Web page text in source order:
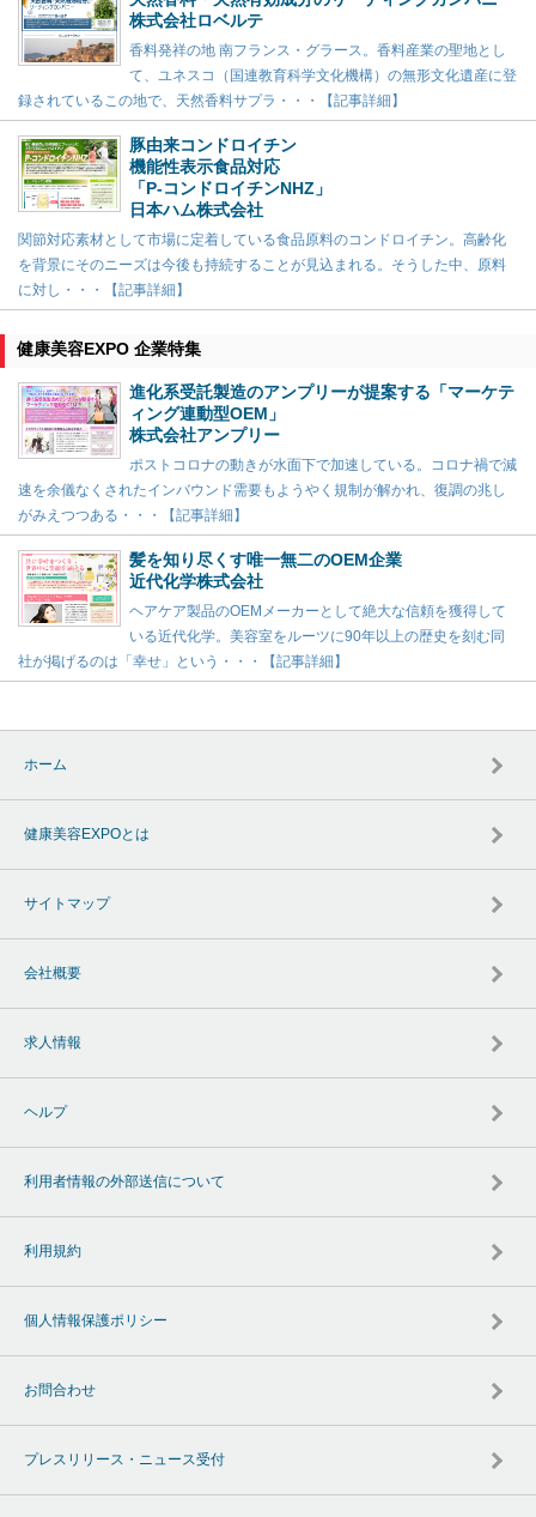
株式会社ロベルテ
香料発祥の地 南フランス・グラース。香料産業の聖地とし
て、ユネスコ（国連教育科学文化機構）の無形文化遺産に登
録されているこの地で、天然香料サプラ・・・【記事詳細】
豚由来コンドロイチン
機能性表示食品対応
「P-コンドロイチンNHZ」
日本ハム株式会社
関節対応素材として市場に定着している食品原料のコンドロイチン。高齢化
を背景にそのニーズは今後も持続することが見込まれる。そうした中、原料
に対し・・・【記事詳細】
健康美容EXPO 企業特集
進化系受託製造のアンプリーが提案する「マーケテ
ィング連動型OEM」
株式会社アンプリー
ポストコロナの動きが水面下で加速している。コロナ禍で減
速を余儀なくされたインバウンド需要もようやく規制が解かれ、復調の兆し
がみえつつある・・・【記事詳細】
髪を知り尽くす唯一無二のOEM企業
近代化学株式会社
ヘアケア製品のOEMメーカーとして絶大な信頼を獲得して
いる近代化学。美容室をルーツに90年以上の歴史を刻む同
社が掲げるのは「幸せ」という・・・【記事詳細】
ホーム
健康美容EXPOとは
サイトマップ
会社概要
求人情報
ヘルプ
利用者情報の外部送信について
利用規約
個人情報保護ポリシー
お問合わせ
プレスリリース・ニュース受付